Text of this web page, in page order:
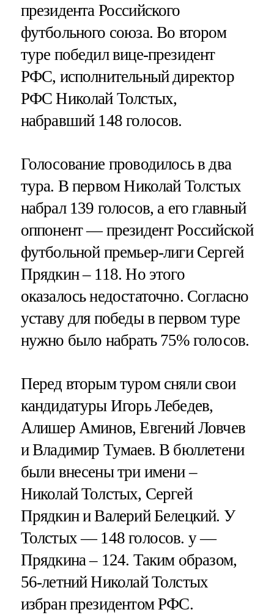
президента Российского
футбольного союза. Во втором
туре победил вице-президент
РФС, исполнительный директор
РФС Николай Толстых,
набравший 148 голосов.
Голосование проводилось в два
тура. В первом Николай Толстых
набрал 139 голосов, а его главный
оппонент — президент Российской
футбольной премьер-лиги Сергей
Прядкин – 118. Но этого
оказалось недостаточно. Согласно
уставу для победы в первом туре
нужно было набрать 75% голосов.
Перед вторым туром сняли свои
кандидатуры Игорь Лебедев,
Алишер Аминов, Евгений Ловчев
и Владимир Тумаев. В бюллетени
были внесены три имени –
Николай Толстых, Сергей
Прядкин и Валерий Белецкий. У
Толстых — 148 голосов. у —
Прядкина – 124. Таким образом,
56-летний Николай Толстых
избран президентом РФС.